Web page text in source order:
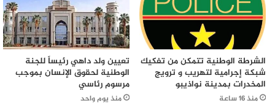
الشرطة الوطنية تتمكن من تفكيك
شبكة إجرامية لتهريب و ترويج
المخدرات بمدينة نواذيبو
منذ 16 ساعة
تعيين ولد داهي رئيساً للجنة
الوطنية لحقوق الإنسان بموجب
مرسوم رئاسي
منذ يوم واحد